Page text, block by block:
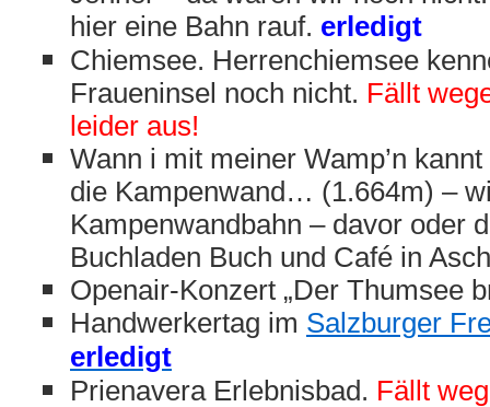
hier eine Bahn rauf. erledigt
Chiemsee. Herrenchiemsee
Fraueninsel noch nicht. Fällt
leider aus!
Wann i mit meiner Wamp’n
die Kampenwand… (1.664m) –
Kampenwandbahn – davor oder
Buchladen Buch und Café in
Openair-Konzert „Der Thumsee
Handwerkertag im Salzburger
erledigt
Prienavera Erlebnisbad. Fällt